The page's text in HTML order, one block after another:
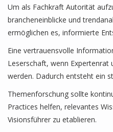
Um als Fachkraft Autorität
brancheneinblicke und
ermöglichen es, informierte
Eine vertrauensvolle
Leserschaft, wenn Expertenrat
werden. Dadurch entsteht ein
Themenforschung sollte
Practices helfen, relevantes
Visionsführer zu etablieren.